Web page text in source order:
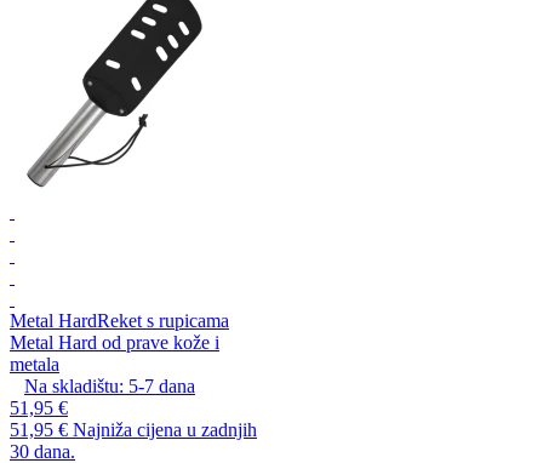
Metal HardReket s rupicama
Metal Hard od prave kože i
metala
Na skladištu: 5-7 dana
51,95 €
51,95 € Najniža cijena u zadnjih
30 dana.